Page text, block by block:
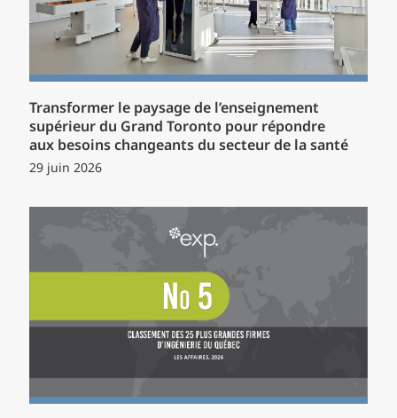
Transformer le paysage de l’enseignement
supérieur du Grand Toronto pour répondre
aux besoins changeants du secteur de la santé
29 juin 2026